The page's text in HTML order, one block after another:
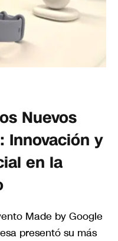
Nuevos
Innovación y
en la
Made by Google
presentó su más